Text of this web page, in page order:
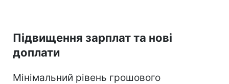
Підвищення зарплат та нові
доплати
Мінімальний рівень грошового